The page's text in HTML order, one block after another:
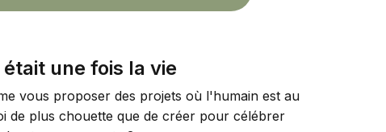
était une fois la vie
vous proposer des projets où l'humain est au
de plus chouette que de créer pour célébrer